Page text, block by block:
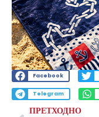
Facebook
Telegram
ПРЕТХОДНО